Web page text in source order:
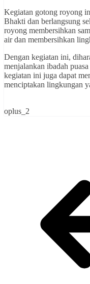
Kegiatan gotong royong
Bhakti dan berlangsung
royong membersihkan
air dan membersihkan
Dengan kegiatan ini,
menjalankan ibadah
kegiatan ini juga dapat
menciptakan lingkungan
oplus_2